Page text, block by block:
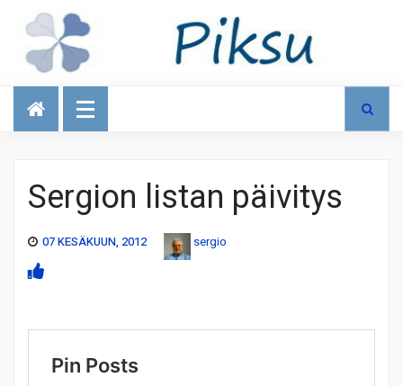
Talous
Sergion listan päivitys
07 KESÄKUUN, 2012 sergio